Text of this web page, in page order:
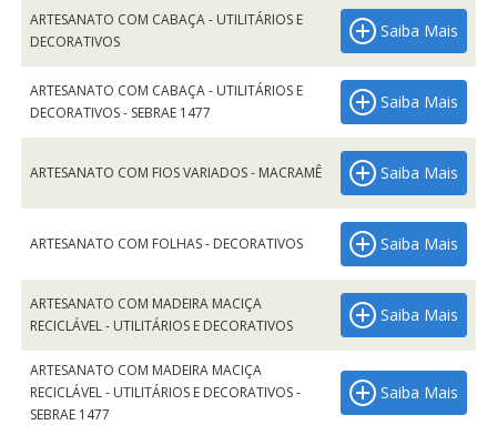
ARTESANATO COM CABAÇA - UTILITÁRIOS E
DECORATIVOS
Saiba Mais
ARTESANATO COM CABAÇA - UTILITÁRIOS E
DECORATIVOS - SEBRAE 1477
Saiba Mais
ARTESANATO COM FIOS VARIADOS - MACRAMÊ Saiba Mais
ARTESANATO COM FOLHAS - DECORATIVOS Saiba Mais
ARTESANATO COM MADEIRA MACIÇA
RECICLÁVEL - UTILITÁRIOS E DECORATIVOS
Saiba Mais
ARTESANATO COM MADEIRA MACIÇA
RECICLÁVEL - UTILITÁRIOS E DECORATIVOS -
SEBRAE 1477
Saiba Mais